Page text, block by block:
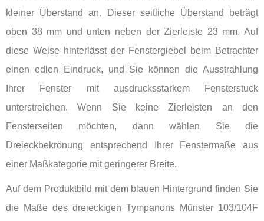
kleiner Überstand an. Dieser seitliche Überstand beträgt
oben 38 mm und unten neben der Zierleiste 23 mm. Auf
diese Weise hinterlässt der Fenstergiebel beim Betrachter
einen edlen Eindruck, und Sie können die Ausstrahlung
Ihrer Fenster mit ausdrucksstarkem Fensterstuck
unterstreichen. Wenn Sie keine Zierleisten an den
Fensterseiten möchten, dann wählen Sie die
Dreieckbekrönung entsprechend Ihrer Fenstermaße aus
einer Maßkategorie mit geringerer Breite.
Auf dem Produktbild mit dem blauen Hintergrund finden Sie
die Maße des dreieckigen Tympanons Münster 103/104F